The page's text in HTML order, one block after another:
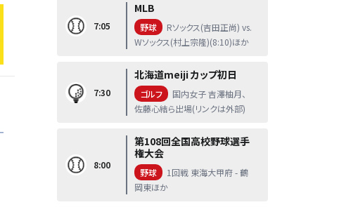
7:05
MLB
野球
Rソックス(吉田正尚) vs.
Wソックス(村上宗隆)(8:10)ほか
7:30
北海道meiji カップ初日
ゴルフ
国内女子 吉澤柚月、
佐藤心結ら出場(リンクは外部)
8:00
第108回全国高校野球選手
権大会
野球
1回戦 東海大甲府 - 鶴
岡東ほか